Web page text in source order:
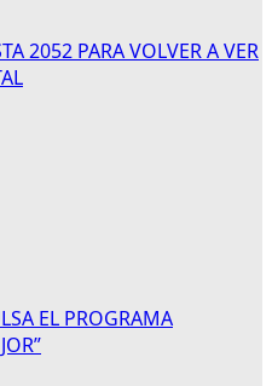
2052 PARA VOLVER A VER
EL PROGRAMA